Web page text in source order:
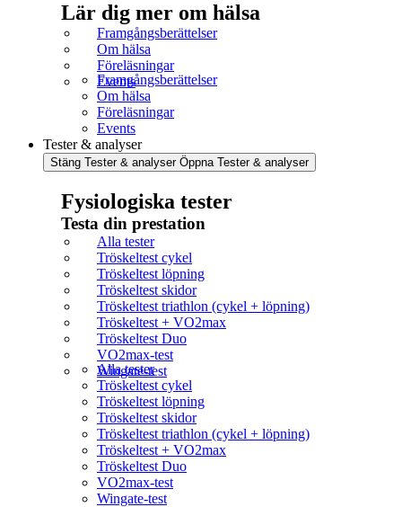
Lär dig mer om hälsa
Framgångsberättelser
Om hälsa
Föreläsningar
Events
Framgångsberättelser
Om hälsa
Föreläsningar
Events
Tester & analyser
Stäng Tester & analyser Öppna Tester & analyser
Fysiologiska tester
Testa din prestation
Alla tester
Tröskeltest cykel
Tröskeltest löpning
Tröskeltest skidor
Tröskeltest triathlon (cykel + löpning)
Tröskeltest + VO2max
Tröskeltest Duo
VO2max-test
Wingate-test
Alla tester
Tröskeltest cykel
Tröskeltest löpning
Tröskeltest skidor
Tröskeltest triathlon (cykel + löpning)
Tröskeltest + VO2max
Tröskeltest Duo
VO2max-test
Wingate-test